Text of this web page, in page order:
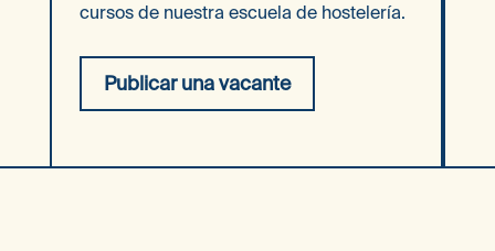
cursos de nuestra escuela de hostelería.
Publicar una vacante